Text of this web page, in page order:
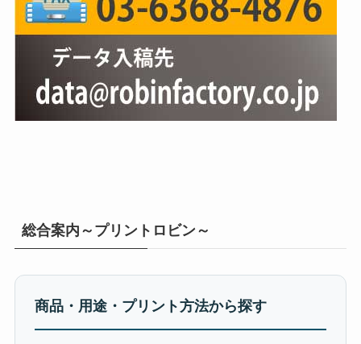
総合案内～プリントロビン～
商品・用途・プリント方法から探す